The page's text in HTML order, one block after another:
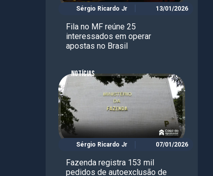
Sérgio Ricardo Jr 13/01/2026
Fila no MF reúne 25
interessados em operar
apostas no Brasil
NOTÍCIAS
Sérgio Ricardo Jr 07/01/2026
Fazenda registra 153 mil
pedidos de autoexclusão de